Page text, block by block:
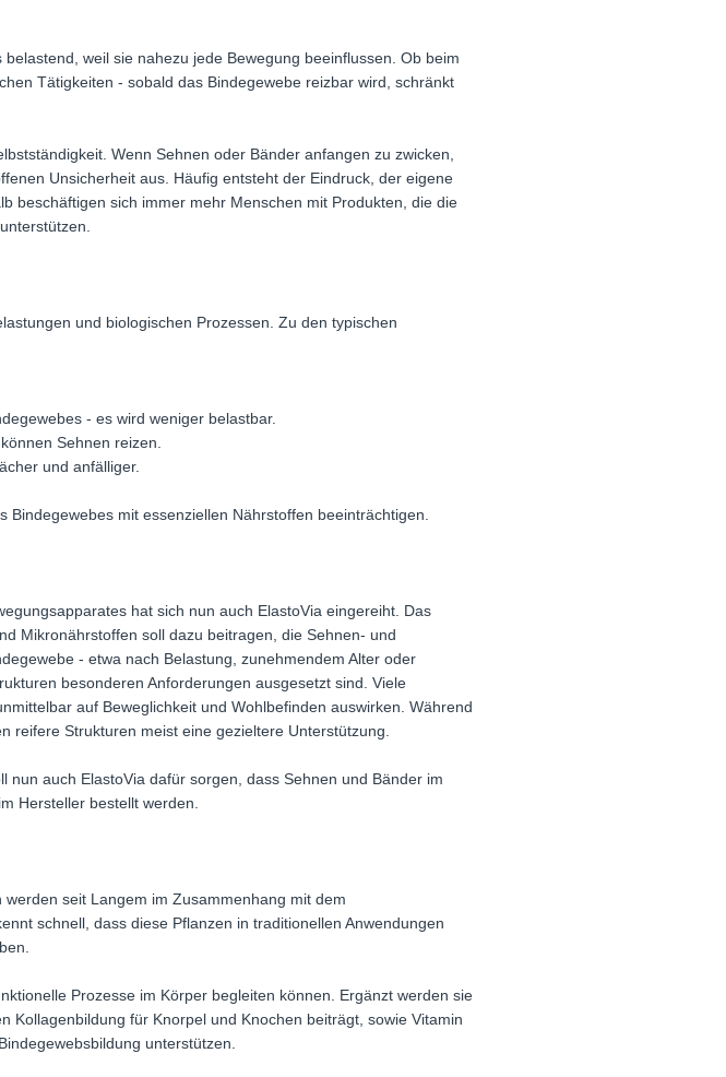
weil sie nahezu jede Bewegung beeinflussen. Ob beim
Tätigkeiten - sobald das Bindegewebe reizbar wird, schränkt
Wenn Sehnen oder Bänder anfangen zu zwicken,
Unsicherheit aus. Häufig entsteht der Eindruck, der eigene
beschäftigen sich immer mehr Menschen mit Produkten, die die
und biologischen Prozessen. Zu den typischen
- es wird weniger belastbar.
Sehnen reizen.
und anfälliger.
mit essenziellen Nährstoffen beeinträchtigen.
hat sich nun auch ElastoVia eingereiht. Das
Mikronährstoffen soll dazu beitragen, die Sehnen- und
- etwa nach Belastung, zunehmendem Alter oder
besonderen Anforderungen ausgesetzt sind. Viele
auf Beweglichkeit und Wohlbefinden auswirken. Während
reifere Strukturen meist eine gezieltere Unterstützung.
auch ElastoVia dafür sorgen, dass Sehnen und Bänder im
Hersteller bestellt werden.
seit Langem im Zusammenhang mit dem
schnell, dass diese Pflanzen in traditionellen Anwendungen
Prozesse im Körper begleiten können. Ergänzt werden sie
Kollagenbildung für Knorpel und Knochen beiträgt, sowie Vitamin
unterstützen.